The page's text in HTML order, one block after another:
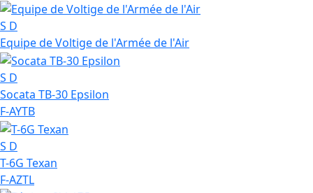
S D
Equipe de Voltige de l'Armée de l'Air
S D
Socata TB-30 Epsilon
F-AYTB
S D
T-6G Texan
F-AZTL